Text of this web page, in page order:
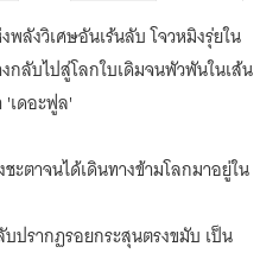
วัฏจักร
แห่ง
ชะตา
(Circle
พลังวิเศษอันเร้นลับ โจวหมิงรุ่ยใน
กลับไปสู่โลกใบเดิมจนพัวพันในเส้น
'เดอะฟูล'
ะตาจนได้เดินทางข้ามโลกมาอยู่ใน
ปรากฏรอยกระสุนตรงขมับ เป็น